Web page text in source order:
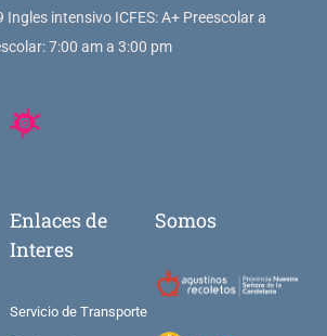
Ingles intensivo ICFES: A+ Preescolar a
7:00 am a 3:00 pm
Enlaces de
Interes
Servicio de Transporte
Somos